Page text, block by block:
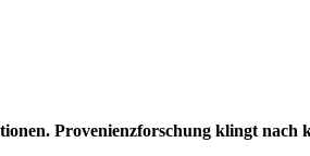
Provenienzforschung klingt nach